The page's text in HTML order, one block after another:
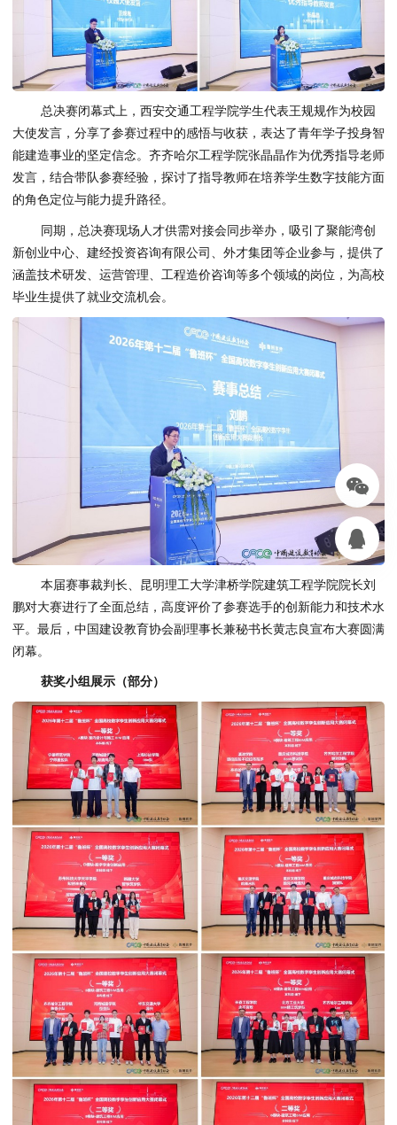
总决赛闭幕式上，西安交通工程学院学生代表王规规作为校园
大使发言，分享了参赛过程中的感悟与收获，表达了青年学子投身智
能建造事业的坚定信念。齐齐哈尔工程学院张晶晶作为优秀指导老师
发言，结合带队参赛经验，探讨了指导教师在培养学生数字技能方面
的角色定位与能力提升路径。
同期，总决赛现场人才供需对接会同步举办，吸引了聚能湾创
新创业中心、建经投资咨询有限公司、外才集团等企业参与，提供了
涵盖技术研发、运营管理、工程造价咨询等多个领域的岗位，为高校
毕业生提供了就业交流机会。
本届赛事裁判长、昆明理工大学津桥学院建筑工程学院院长刘
鹏对大赛进行了全面总结，高度评价了参赛选手的创新能力和技术水
平。最后，中国建设教育协会副理事长兼秘书长黄志良宣布大赛圆满
闭幕。
获奖小组展示（部分）